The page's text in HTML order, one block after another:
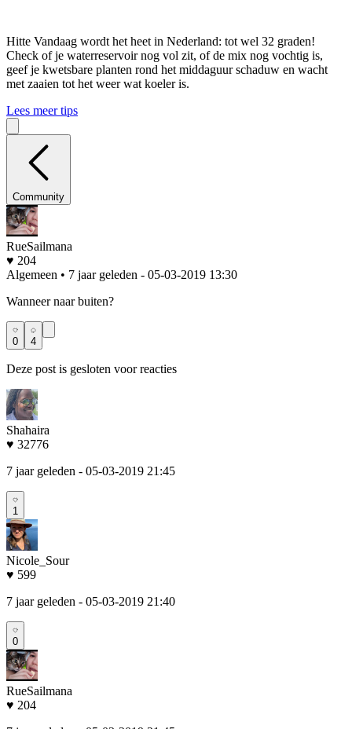
Hitte Vandaag wordt het heet in Nederland: tot wel 32 graden!
Check of je waterreservoir nog vol zit, of de mix nog vochtig is,
geef je kwetsbare planten rond het middaguur schaduw en wacht
met zaaien tot het weer wat koeler is.
Lees meer tips
Community
RueSailmana
♥ 204
Algemeen • 7 jaar geleden - 05-03-2019 13:30
Wanneer naar buiten?
0 4
Deze post is gesloten voor reacties
Shahaira
♥ 32776
7 jaar geleden - 05-03-2019 21:45
1
Nicole_Sour
♥ 599
7 jaar geleden - 05-03-2019 21:40
0
RueSailmana
♥ 204